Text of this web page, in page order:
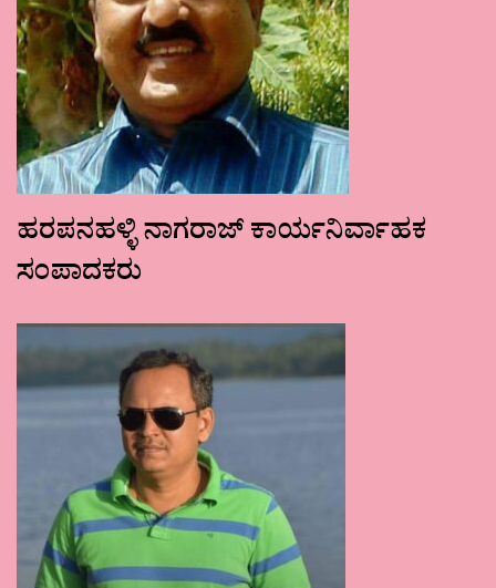
ಹರಪನಹಳ್ಳಿ ನಾಗರಾಜ್ ಕಾರ್ಯನಿರ್ವಾಹಕ
ಸಂಪಾದಕರು